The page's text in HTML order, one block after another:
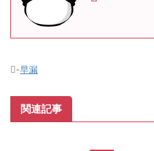
-早漏
関連記事